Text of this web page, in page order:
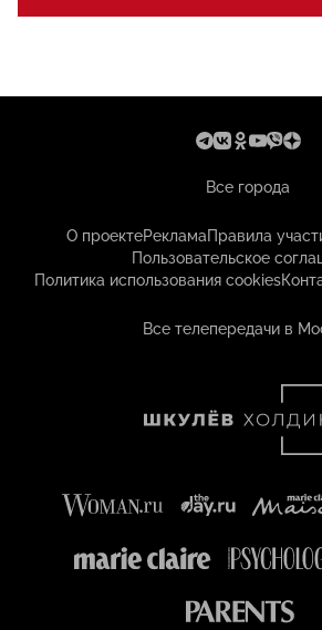
Все города
О проектеРекламаПравила
Пользовательское
Политика использования cookies
Все телепередачи в